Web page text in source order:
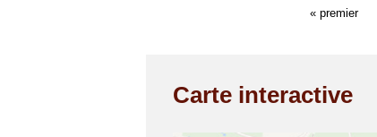
« premier
Carte interactive